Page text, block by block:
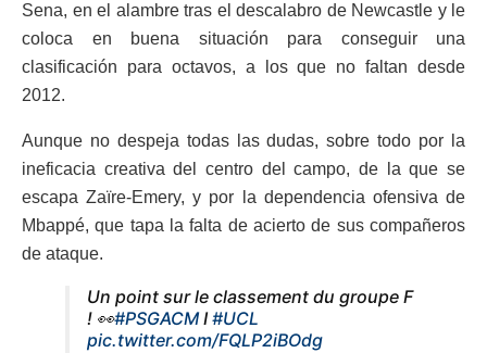
Sena, en el alambre tras el descalabro de Newcastle y le
coloca en buena situación para conseguir una
clasificación para octavos, a los que no faltan desde
2012.
Aunque no despeja todas las dudas, sobre todo por la
ineficacia creativa del centro del campo, de la que se
escapa Zaïre-Emery, y por la dependencia ofensiva de
Mbappé, que tapa la falta de acierto de sus compañeros
de ataque.
Un point sur le classement du groupe F
! 👀#PSGACMI#UCL
pic.twitter.com/FQLP2iBOdg